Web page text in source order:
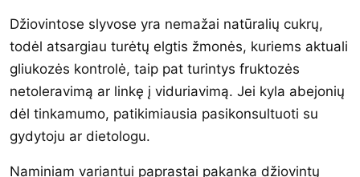
Džiovintose slyvose yra nemažai natūralių cukrų,
todėl atsargiau turėtų elgtis žmonės, kuriems aktuali
gliukozės kontrolė, taip pat turintys fruktozės
netoleravimą ar linkę į viduriavimą. Jei kyla abejonių
dėl tinkamumo, patikimiausia pasikonsultuoti su
gydytoju ar dietologu.
Naminiam variantui paprastai pakanka džiovintų